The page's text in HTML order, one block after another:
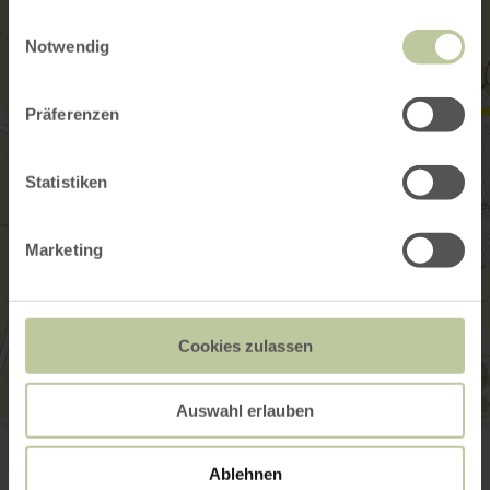
Notwendig
Präferenzen
Statistiken
Marketing
Cookies zulassen
Auswahl erlauben
Ablehnen
Stadt
Burgstraße 6